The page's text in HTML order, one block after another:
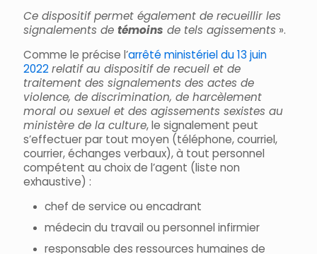
Ce dispositif permet également de recueillir les
signalements de témoins de tels agissements ».
Comme le précise l’arrêté ministériel du 13 juin
2022relatif au dispositif de recueil et de
traitement des signalements des actes de
violence, de discrimination, de harcèlement
moral ou sexuel et des agissements sexistes au
ministère de la culture, le signalement peut
s’effectuer par tout moyen (téléphone, courriel,
courrier, échanges verbaux), à tout personnel
compétent au choix de l’agent (liste non
exhaustive) :
chef de service ou encadrant
médecin du travail ou personnel infirmier
responsable des ressources humaines de